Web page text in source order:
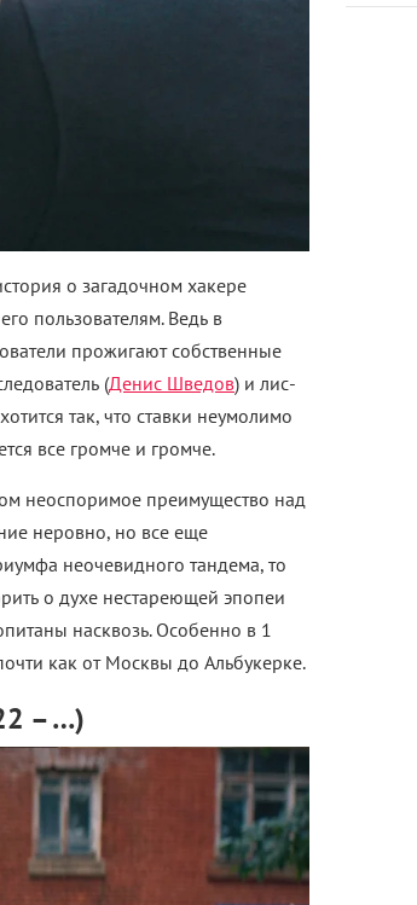
о загадочном хакере
пользователям. Ведь в
прожигают собственные
(Денис Шведов) и лис-
так, что ставки неумолимо
все громче и громче.
неоспоримое преимущество над
неровно, но все еще
неочевидного тандема, то
о духе нестареющей эпопеи
насквозь. Особенно в 1
как от Москвы до Альбукерке.
– …)